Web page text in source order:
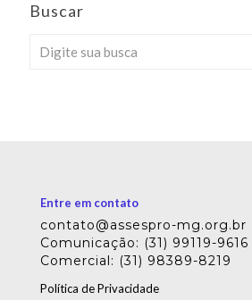
Buscar
Entre em contato
contato@assespro-mg.org.br
Comunicação: (31) 99119-9616
Comercial: (31) 98389-8219
Política de Privacidade